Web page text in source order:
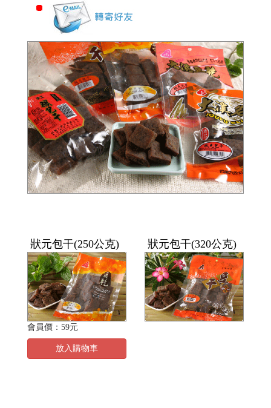
狀元包干(250公克)
會員價：59元
放入購物車
狀元包干(320公克)